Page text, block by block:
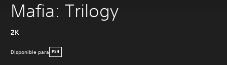
Mafia: Trilogy
2K
Disponible para PS4